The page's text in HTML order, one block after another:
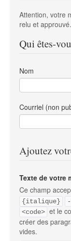
Attention, votre
relu et approuvé.
Qui êtes-
Nom
Courriel (non
Ajoutez
Texte de votre
Ce champ
{italique}
<code> et le
créer des
vides.